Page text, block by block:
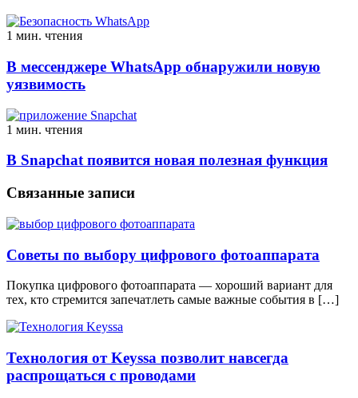
1 мин. чтения
В мессенджере WhatsApp обнаружили новую
уязвимость
1 мин. чтения
В Snapchat появится новая полезная функция
Связанные записи
Советы по выбору цифрового фотоаппарата
Покупка цифрового фотоаппарата — хороший вариант для
тех, кто стремится запечатлеть самые важные события в […]
Технология от Keyssa позволит навсегда
распрощаться с проводами